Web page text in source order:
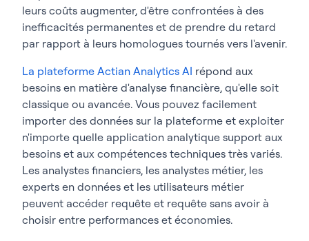
leurs coûts augmenter, d'être confrontées à des
inefficacités permanentes et de prendre du retard
par rapport à leurs homologues tournés vers l'avenir.
La plateforme Actian Analytics AI répond aux
besoins en matière d'analyse financière, qu'elle soit
classique ou avancée. Vous pouvez facilement
importer des données sur la plateforme et exploiter
n'importe quelle application analytique support aux
besoins et aux compétences techniques très variés.
Les analystes financiers, les analystes métier, les
experts en données et les utilisateurs métier
peuvent accéder requête et requête sans avoir à
choisir entre performances et économies.